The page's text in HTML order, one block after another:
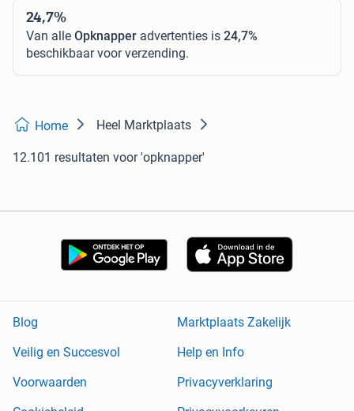
24,7%
Van alle Opknapper advertenties is 24,7%
beschikbaar voor verzending.
Home Heel Marktplaats
12.101 resultaten voor 'opknapper'
Blog
Marktplaats Zakelijk
Veilig en Succesvol
Help en Info
Voorwaarden
Privacyverklaring